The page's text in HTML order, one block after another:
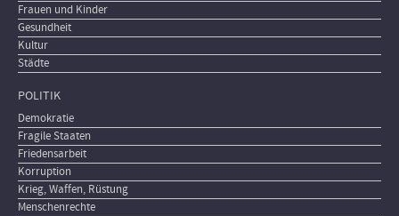
Frauen und Kinder
Gesundheit
Kultur
Städte
POLITIK
Demokratie
Fragile Staaten
Friedensarbeit
Korruption
Krieg, Waffen, Rüstung
Menschenrechte